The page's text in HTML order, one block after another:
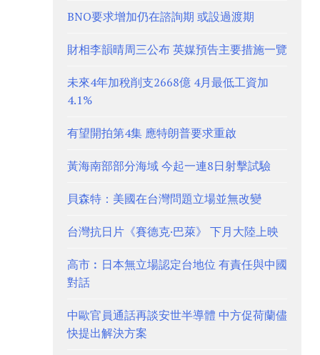
BNO要求增加仍在諮詢期 或設過渡期
財相李韻晴周三公布 英媒預告主要措施一覽
未來4年加稅削支2668億 4月最低工資加
4.1%
有望開拍第4集 應特朗普要求重啟
黃海南部部分海域 今起一連8日射擊試驗
貝森特：美國在台灣問題立場並無改變
台灣抗日片《賽德克·巴萊》 下月大陸上映
高市︰日本無立場認定台地位 有責任與中國
對話
中歐官員通話再談安世半導體 中方促荷蘭儘
快提出解決方案